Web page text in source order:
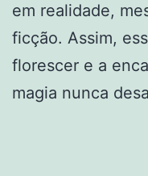
em realidade,
ficção. Assim,
florescer e a
magia nunca